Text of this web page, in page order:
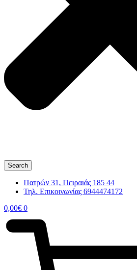
Search
Πατρών 31, Πειραιάς 185 44
Τηλ. Επικοινωνίας 6944474172
0,00€ 0